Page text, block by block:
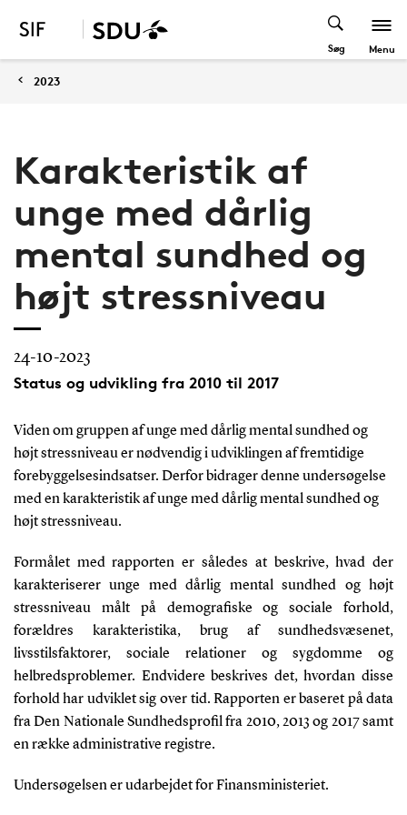
Søg Menu
2023
Karakteristik af
unge med dårlig
mental sundhed og
højt stressniveau
24-10-2023
Status og udvikling fra 2010 til 2017
Viden om gruppen af unge med dårlig mental sundhed og
højt stressniveau er nødvendig i udviklingen af fremtidige
forebyggelsesindsatser. Derfor bidrager denne undersøgelse
med en karakteristik af unge med dårlig mental sundhed og
højt stressniveau.
Formålet med rapporten er således at beskrive, hvad der
karakteriserer unge med dårlig mental sundhed og højt
stressniveau målt på demografiske og sociale forhold,
forældres karakteristika, brug af sundhedsvæsenet,
livsstilsfaktorer, sociale relationer og sygdomme og
helbredsproblemer. Endvidere beskrives det, hvordan disse
forhold har udviklet sig over tid. Rapporten er baseret på data
fra Den Nationale Sundhedsprofil fra 2010, 2013 og 2017 samt
en række administrative registre.
Undersøgelsen er udarbejdet for Finansministeriet.